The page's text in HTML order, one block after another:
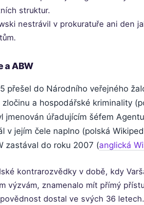
struktur.
nestrávil v prokuratuře ani den
a ABW
přešel do Národního veřejného
a hospodářské kriminality
jmenován úřadujícím šéfem
v jejím čele naplno (polská
zastával do roku 2007 (anglická
kontrarozvědky v době, kdy
výzvám, znamenalo mít přímý
dostal ve svých 36 letech.